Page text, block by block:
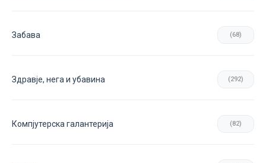
Забава (68)
Здравје, нега и убавина (292)
Компјутерска галантерија (82)